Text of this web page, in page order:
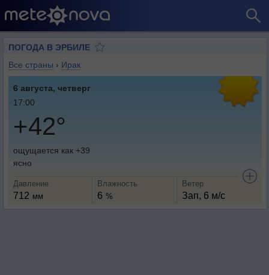
ПОГОДА В ЭРБИЛЕ
Все страны › Ирак
6 августа, четверг
17:00
+42°
ощущается как +39
ясно
Давление
712 мм
Влажность
6 %
Ветер
Зап, 6 м/с